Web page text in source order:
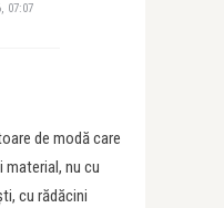
07:07
de modă care
material, nu cu
cu rădăcini